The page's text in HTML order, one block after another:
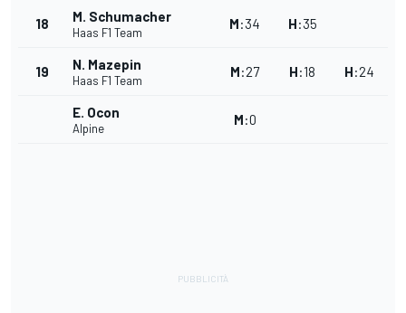
18 M. Schumacher
Haas F1 Team
M:34 H:35
19 N. Mazepin
Haas F1 Team
M:27 H:18 H:24
E. Ocon
Alpine
M:0